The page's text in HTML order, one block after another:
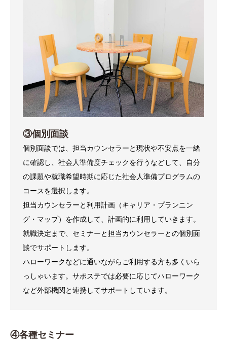
③個別面談
個別面談では、担当カウンセラーと現状や不安点を一緒
に確認し、社会人準備度チェックを行うなどして、自分
の課題や就職希望時期に応じた社会人準備プログラムの
コースを選択します。
担当カウンセラーと利用計画（キャリア・プランニン
グ・マップ）を作成して、計画的に利用していきます。
就職決定まで、セミナーと担当カウンセラーとの個別面
談でサポートします。
ハローワークなどに通いながらご利用する方も多くいら
っしゃいます。サポステでは必要に応じてハローワーク
など外部機関と連携してサポートしています。
④各種セミナー